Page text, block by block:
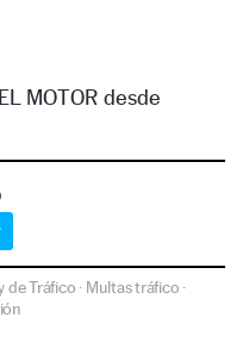
MOTOR desde
de Tráfico · Multas tráfico ·